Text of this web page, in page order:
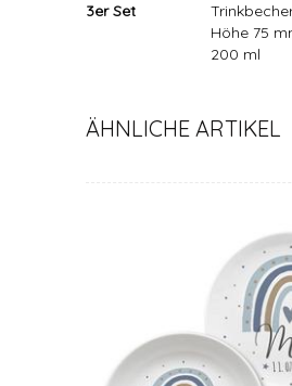
3er Set
Höhe 75
200 ml
ÄHNLICHE ARTIKEL